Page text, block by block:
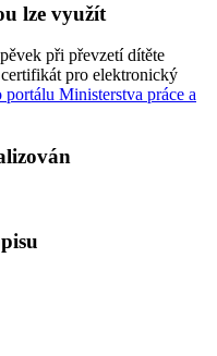
lze využít
při převzetí dítěte
pro elektronický
portálu Ministerstva práce a